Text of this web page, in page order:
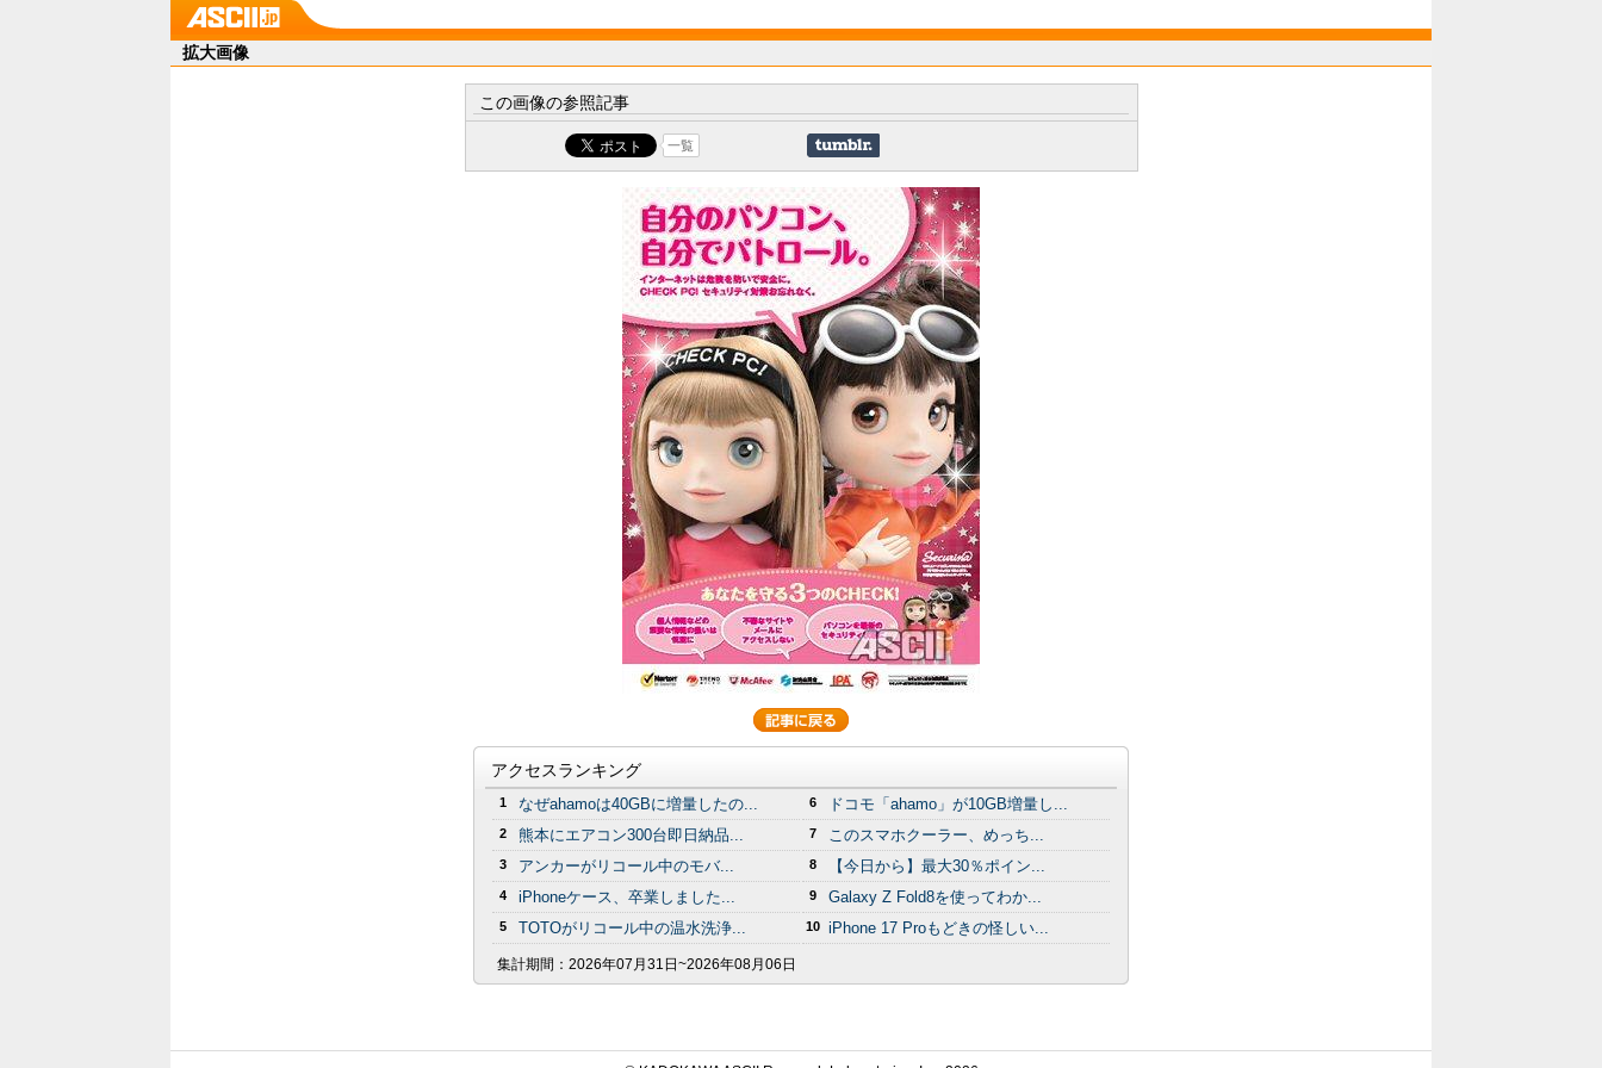
拡大画像
この画像の参照記事
一覧
アクセスランキング
1 なぜahamoは40GBに増量したの...
2 熊本にエアコン300台即日納品...
3 アンカーがリコール中のモバ...
4 iPhoneケース、卒業しました...
5 TOTOがリコール中の温水洗浄...
6 ドコモ「ahamo」が10GB増量し...
7 このスマホクーラー、めっち...
8 【今日から】最大30％ポイン...
9 Galaxy Z Fold8を使ってわか...
10 iPhone 17 Proもどきの怪しい...
集計期間： 2026年07月31日~2026年08月06日